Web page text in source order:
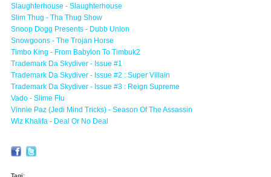
Slaughterhouse - Slaughterhouse
Slim Thug - Tha Thug Show
Snoop Dogg Presents - Dubb Union
Snowgoons - The Trojan Horse
Timbo King - From Babylon To Timbuk2
Trademark Da Skydiver - Issue #1
Trademark Da Skydiver - Issue #2 : Super Villain
Trademark Da Skydiver - Issue #3 : Reign Supreme
Vado - Slime Flu
Vinnie Paz (Jedi Mind Tricks) - Season Of The Assassin
Wiz Khalifa - Deal Or No Deal